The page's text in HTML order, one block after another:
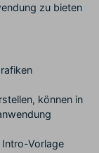
zu bieten
können in
Vorlage